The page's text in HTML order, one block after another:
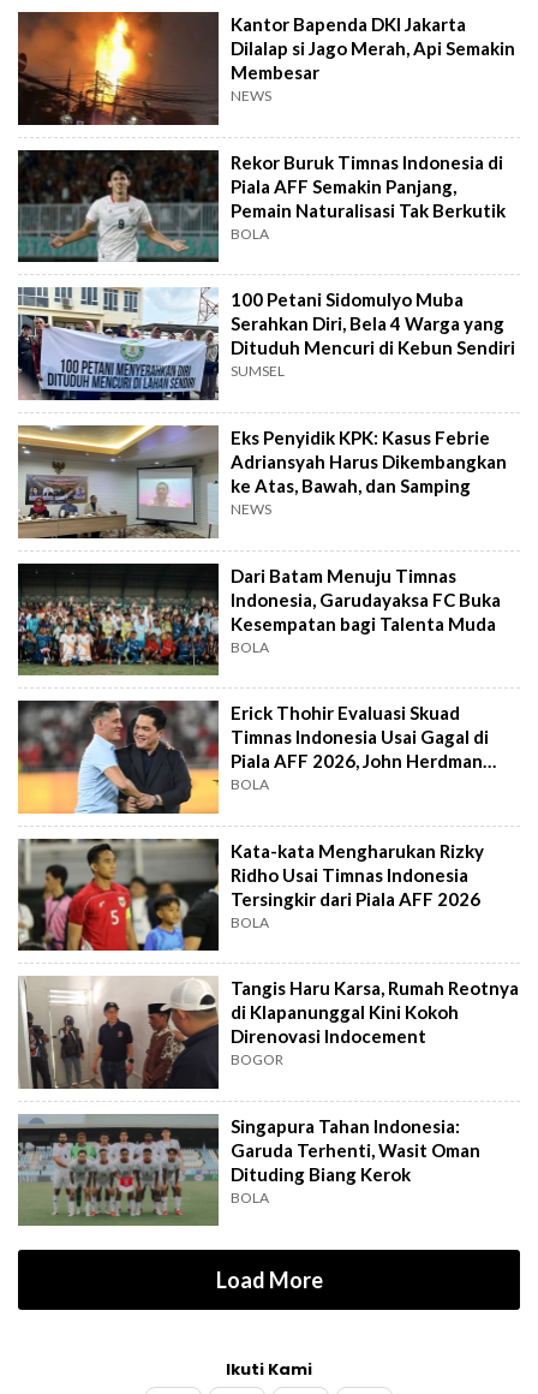
Kantor Bapenda DKI Jakarta
Dilalap si Jago Merah, Api Semakin
Membesar
NEWS
Rekor Buruk Timnas Indonesia di
Piala AFF Semakin Panjang,
Pemain Naturalisasi Tak Berkutik
BOLA
100 Petani Sidomulyo Muba
Serahkan Diri, Bela 4 Warga yang
Dituduh Mencuri di Kebun Sendiri
SUMSEL
Eks Penyidik KPK: Kasus Febrie
Adriansyah Harus Dikembangkan
ke Atas, Bawah, dan Samping
NEWS
Dari Batam Menuju Timnas
Indonesia, Garudayaksa FC Buka
Kesempatan bagi Talenta Muda
BOLA
Erick Thohir Evaluasi Skuad
Timnas Indonesia Usai Gagal di
Piala AFF 2026, John Herdman
Out?
BOLA
Kata-kata Mengharukan Rizky
Ridho Usai Timnas Indonesia
Tersingkir dari Piala AFF 2026
BOLA
Tangis Haru Karsa, Rumah Reotnya
di Klapanunggal Kini Kokoh
Direnovasi Indocement
BOGOR
Singapura Tahan Indonesia:
Garuda Terhenti, Wasit Oman
Dituding Biang Kerok
BOLA
Load More
Ikuti Kami